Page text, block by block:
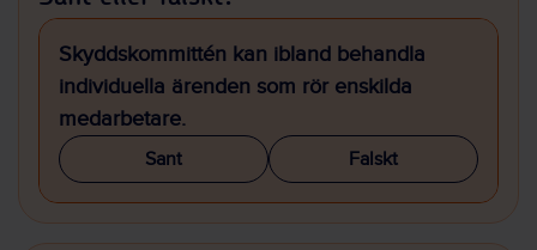
Skyddskommittén kan ibland behandla
individuella ärenden som rör enskilda
medarbetare.
Sant Falskt